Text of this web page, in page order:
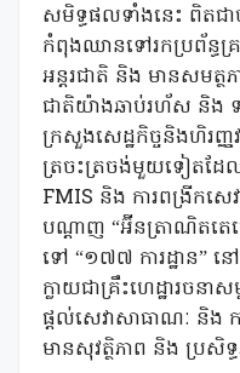
សមិទ្ធផលទាំងនេះ ពិតជា
កំពុងឈានទៅរកប្រព័ន្ធគ្
អន្តរជាតិ និង មានសមត្ថ
ជាតិយ៉ាងឆាប់រហ័ស និង
ក្រសួងសេដ្ឋកិច្ចនិងហិរញ្
ត្រចះត្រចង់មួយទៀតដែ
FMIS និង ការពង្រីកស
បណ្តាញ “អ៊ីនត្រាណិតតេ
ទៅ “១៧៧ ការដ្ឋាន”
ក្លាយជាគ្រឹះហេដ្ឋារចន
ផ្តល់សេវាសាធាណៈ និង ក
មានសុវត្ថិភាព និង ប្រសិទ្